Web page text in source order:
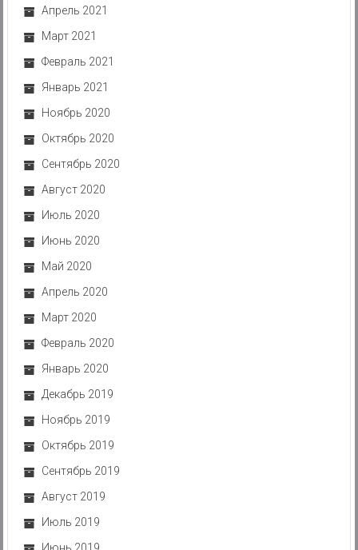
Апрель 2021
Март 2021
Февраль 2021
Январь 2021
Ноябрь 2020
Октябрь 2020
Сентябрь 2020
Август 2020
Июль 2020
Июнь 2020
Май 2020
Апрель 2020
Март 2020
Февраль 2020
Январь 2020
Декабрь 2019
Ноябрь 2019
Октябрь 2019
Сентябрь 2019
Август 2019
Июль 2019